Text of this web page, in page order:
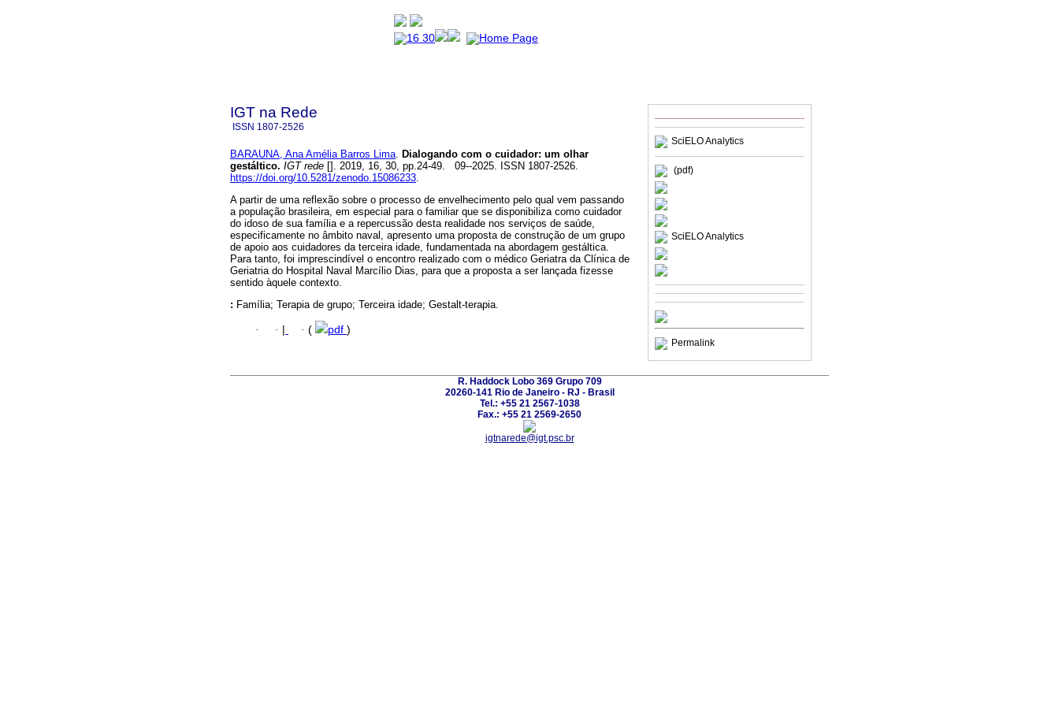
SciELO Analytics
(pdf)
SciELO Analytics
Permalink
IGT na Rede
ISSN 1807-2526
BARAUNA, Ana Amélia Barros Lima
Dialogando com o cuidador: um olhar
gestáltico. IGT rede []. 2019, 16, 30, pp.24-49. 09--2025. ISSN 1807-2526.
https://doi.org/10.5281/zenodo.15086233
A partir de uma reflexão sobre o processo de envelhecimento pelo qual vem passando
a população brasileira, em especial para o familiar que se disponibiliza como cuidador
do idoso de sua família e a repercussão desta realidade nos serviços de saúde,
especificamente no âmbito naval, apresento uma proposta de construção de um grupo
de apoio aos cuidadores da terceira idade, fundamentada na abordagem gestáltica.
Para tanto, foi imprescindível o encontro realizado com o médico Geriatra da Clínica de
Geriatria do Hospital Naval Marcílio Dias, para que a proposta a ser lançada fizesse
sentido àquele contexto.
: Família; Terapia de grupo; Terceira idade; Gestalt-terapia.
· · · ( pdf )
R. Haddock Lobo 369 Grupo 709
20260-141 Rio de Janeiro - RJ - Brasil
Tel.: +55 21 2567-1038
Fax.: +55 21 2569-2650
igtnarede@igt.psc.br